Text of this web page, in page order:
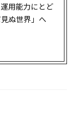
用能力にとど
ぬ世界」へ